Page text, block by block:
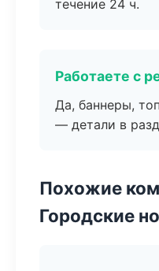
течение 24 ч.
Работаете с
Да, баннеры,
— детали в
Похожие
Городские